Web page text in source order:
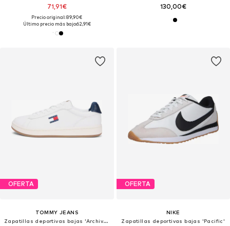
71,91€
Precio original: 89,90€
Último precio más bajo:62,91€
130,00€
OFERTA
TOMMY JEANS
Zapatillas deportivas bajas 'Archive 98'
OFERTA
NIKE
Zapatillas deportivas bajas 'Pacific'